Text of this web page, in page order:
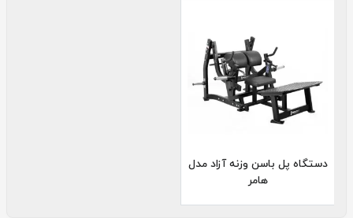
دستگاه پل باسن وزنه آزاد مدل
هامر